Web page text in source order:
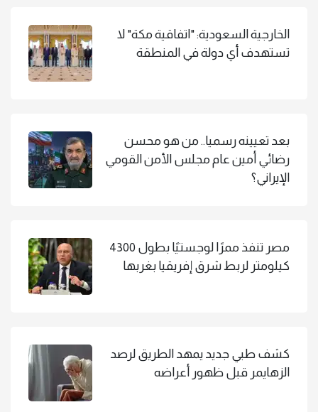
الخارجية السعودية: "اتفاقية مكة" لا
تستهدف أي دولة في المنطقة
بعد تعيينه رسميا.. من هو محسن
رضائي أمين عام مجلس الأمن القومي
الإيراني؟
مصر تنفذ ممرًا لوجستيًا بطول 4300
كيلومتر لربط شرق إفريقيا بغربها
كشف طبي جديد يمهد الطريق لرصد
الزهايمر قبل ظهور أعراضه